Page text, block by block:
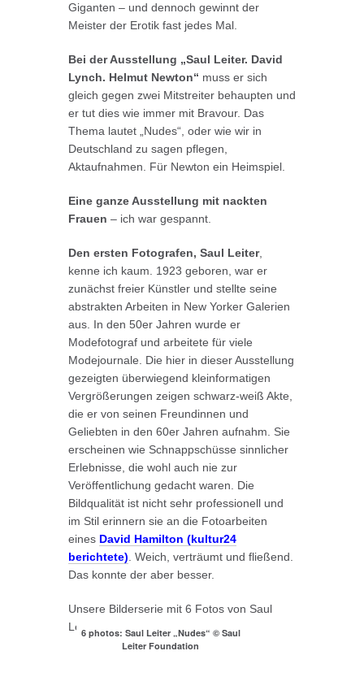
Giganten – und dennoch gewinnt der
Meister der Erotik fast jedes Mal.
Bei der Ausstellung „Saul Leiter. David
Lynch. Helmut Newton“ muss er sich
gleich gegen zwei Mitstreiter behaupten und
er tut dies wie immer mit Bravour. Das
Thema lautet „Nudes“, oder wie wir in
Deutschland zu sagen pflegen,
Aktaufnahmen. Für Newton ein Heimspiel.
Eine ganze Ausstellung mit nackten
Frauen – ich war gespannt.
Den ersten Fotografen, Saul Leiter,
kenne ich kaum. 1923 geboren, war er
zunächst freier Künstler und stellte seine
abstrakten Arbeiten in New Yorker Galerien
aus. In den 50er Jahren wurde er
Modefotograf und arbeitete für viele
Modejournale. Die hier in dieser Ausstellung
gezeigten überwiegend kleinformatigen
Vergrößerungen zeigen schwarz-weiß Akte,
die er von seinen Freundinnen und
Geliebten in den 60er Jahren aufnahm. Sie
erscheinen wie Schnappschüsse sinnlicher
Erlebnisse, die wohl auch nie zur
Veröffentlichung gedacht waren. Die
Bildqualität ist nicht sehr professionell und
im Stil erinnern sie an die Fotoarbeiten
eines David Hamilton (kultur24
berichtete) . Weich, verträumt und fließend.
Das konnte der aber besser.
Unsere Bilderserie mit 6 Fotos von Saul
Leiter:6 photos: Saul Leiter „Nudes“ © Saul
Leiter Foundation